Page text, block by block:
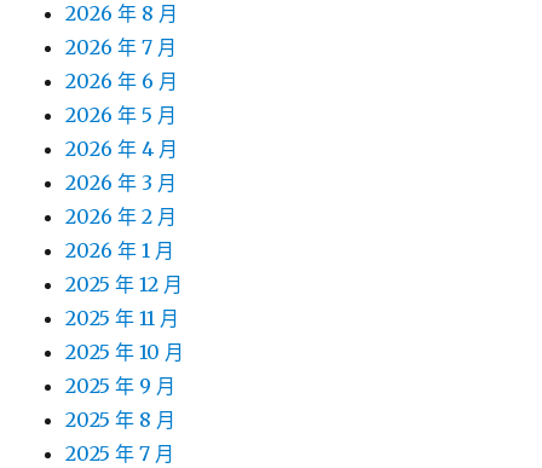
2026 年 8 月
2026 年 7 月
2026 年 6 月
2026 年 5 月
2026 年 4 月
2026 年 3 月
2026 年 2 月
2026 年 1 月
2025 年 12 月
2025 年 11 月
2025 年 10 月
2025 年 9 月
2025 年 8 月
2025 年 7 月